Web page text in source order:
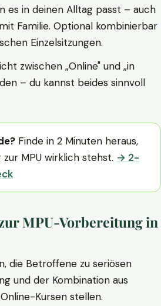
es in deinen Alltag passt – auch
Familie. Optional kombinierbar
Einzelsitzungen.
zwischen „Online" und „in
– du kannst beides sinnvoll
Finde in 2 Minuten heraus,
MPU wirklich stehst. → 2-
MPU-Vorbereitung in
die Betroffene zu seriösen
und der Kombination aus
Kursen stellen.